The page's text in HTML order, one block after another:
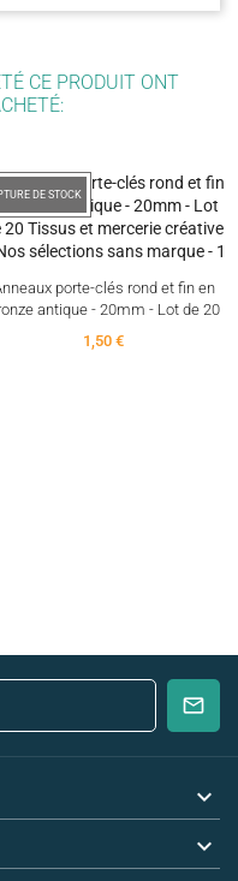
CE PRODUIT ONT
DE STOCK
porte-clés rond et fin en
antique - 20mm - Lot de 20
1,50 €

